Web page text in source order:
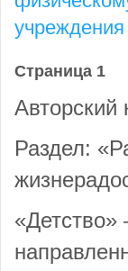
учреждения
Страница 1
Раздел: